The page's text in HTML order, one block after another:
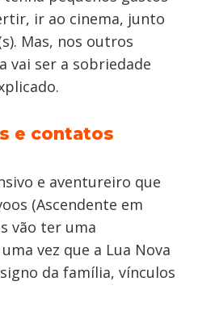
ir ao cinema, junto
Mas, nos outros
vai ser a sobriedade
e contatos
e aventureiro que
(Ascendente em
vão ter uma
vez que a Lua Nova
da família, vínculos